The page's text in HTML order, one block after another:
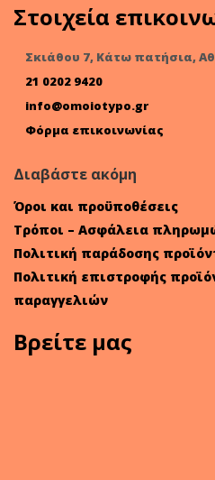
Στοιχεία
Σκιάθου 7, Κάτω πατήσια,
21 0202 9420
info@omoiotypo.gr
Φόρμα επικοινωνίας
Διαβάστε ακόμη
Όροι και προϋποθέσεις
Τρόποι – Ασφάλεια
Πολιτική παράδοσης
Πολιτική επιστροφής
παραγγελιών
Βρείτε μας